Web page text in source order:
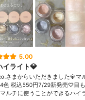
5.00
イライト💎
さまからいただきました💎マ
色 税込550円7/29新発売♡目
ルチに使うことができるハイ